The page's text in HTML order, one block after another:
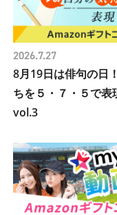
8月19日は俳句の日
ちを５・７・５で表
vol.3
2026.7.27